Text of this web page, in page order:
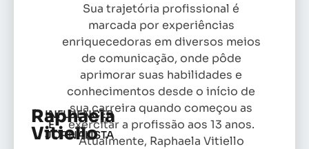
Raphaela
Vitiello
INFLUENCER
E
JORNALISTA
Sua trajetória profissional é
marcada por experiências
enriquecedoras em diversos meios
de comunicação, onde pôde
aprimorar suas habilidades e
conhecimentos desde o início de
sua carreira quando começou as
exercitar a profissão aos 13 anos.
Atualmente, Raphaela Vitiello